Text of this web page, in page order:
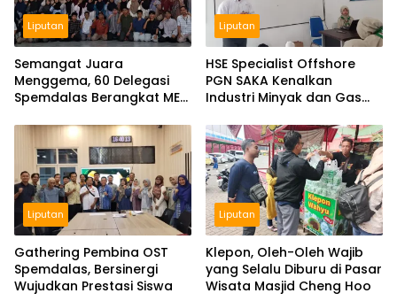
Liputan
Semangat Juara
Menggema, 60 Delegasi
Spemdalas Berangkat ME
Liputan
HSE Specialist Offshore
PGN SAKA Kenalkan
Industri Minyak dan Gas
Liputan
Gathering Pembina OST
Spemdalas, Bersinergi
Wujudkan Prestasi Siswa
Liputan
Klepon, Oleh-Oleh Wajib
yang Selalu Diburu di Pasar
Wisata Masjid Cheng Hoo